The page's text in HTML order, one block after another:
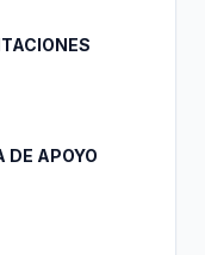
DE APOYO